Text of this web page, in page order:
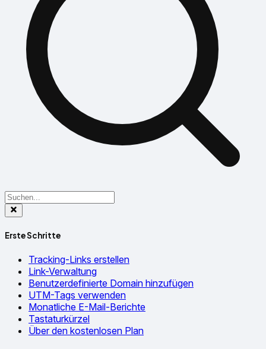
Erste Schritte
Tracking-Links erstellen
Link-Verwaltung
Benutzerdefinierte Domain hinzufügen
UTM-Tags verwenden
Monatliche E-Mail-Berichte
Tastaturkürzel
Über den kostenlosen Plan